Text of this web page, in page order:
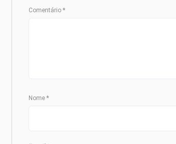
Comentário *
Nome *